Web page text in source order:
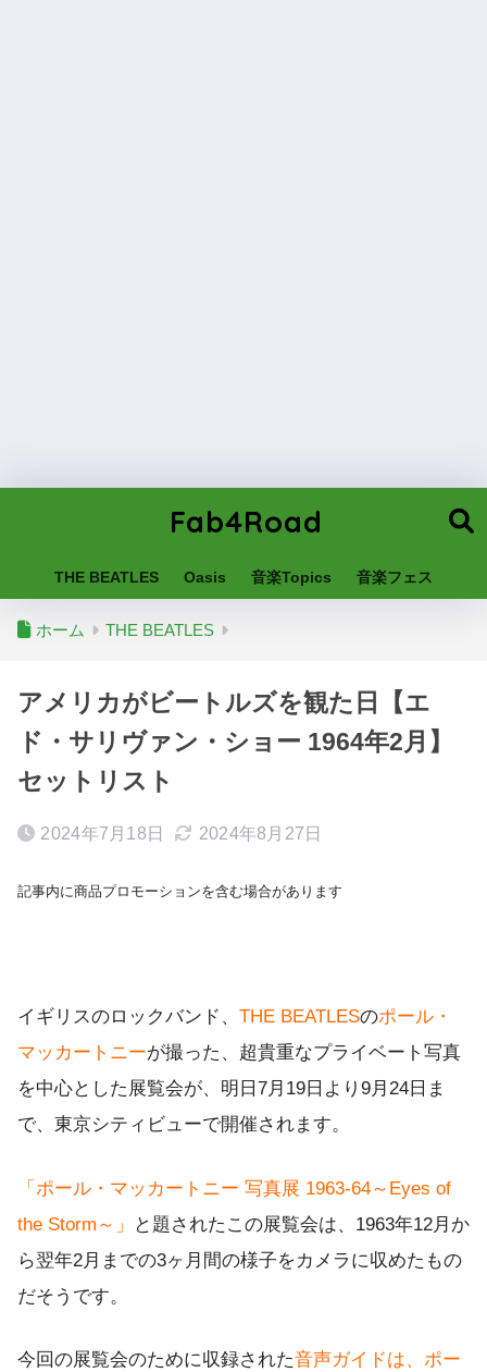
Fab4Road
THE BEATLES Oasis 音楽Topics 音楽フェス
ホーム THE BEATLES
アメリカがビートルズを観た日【エ
ド・サリヴァン・ショー 1964年2月】
セットリスト
2024年7月18日 2024年8月27日
記事内に商品プロモーションを含む場合があります
イギリスのロックバンド、 THE BEATLESのポール・
マッカートニーが撮った、超貴重なプライベート写真
を中心とした展覧会が、明日7月19日より9月24日ま
で、東京シティビューで開催されます。
「ポール・マッカートニー 写真展 1963-64～Eyes of
the Storm～」
と題されたこの展覧会は、1963年12月か
ら翌年2月までの3ヶ月間の様子をカメラに収めたもの
だそうです。
今回の展覧会のために収録された音声ガイドは、ポー